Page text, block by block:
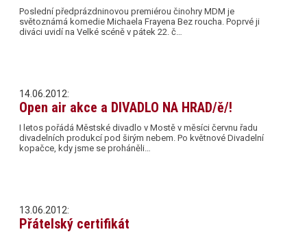
Poslední předprázdninovou premiérou činohry MDM je
světoznámá komedie Michaela Frayena Bez roucha. Poprvé ji
diváci uvidí na Velké scéně v pátek 22. č…
14.06.2012:
Open air akce a DIVADLO NA HRAD/ě/!
I letos pořádá Městské divadlo v Mostě v měsíci červnu řadu
divadelních produkcí pod širým nebem. Po květnové Divadelní
kopačce, kdy jsme se proháněli…
13.06.2012:
Přátelský certifikát